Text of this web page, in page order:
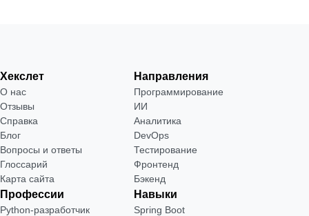
Хекслет
О нас
Отзывы
Справка
Блог
Вопросы и ответы
Глоссарий
Карта сайта
Направления
Программирование
ИИ
Аналитика
DevOps
Тестирование
Фронтенд
Бэкенд
Профессии
Python-разработчик
Навыки
Spring Boot